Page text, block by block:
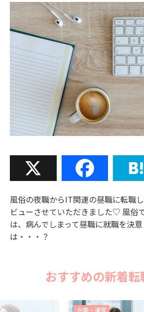
Facebook Hatena
風俗の夜職からIT関連の昼職に転職
ビューさせていただきました♡ 風俗
は、病んでしまって昼職に就職を決
は・・・？
おすすめの新着転
企画・運営